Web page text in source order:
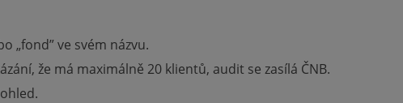
„fond” ve svém názvu.
že má maximálně 20 klientů, audit se zasílá ČNB.